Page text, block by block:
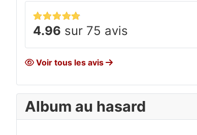
4.96 sur 75 avis
Voir tous les avis
Album au hasard